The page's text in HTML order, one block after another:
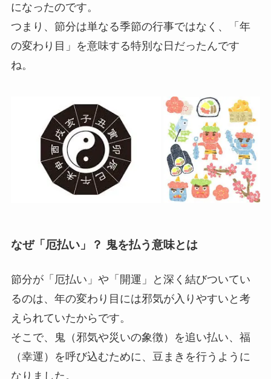
になったのです。
つまり、節分は単なる季節の行事ではなく、「年
の変わり目」を意味する特別な日だったんです
ね。
なぜ「厄払い」？ 鬼を払う意味とは
節分が「厄払い」や「開運」と深く結びついてい
るのは、年の変わり目には邪気が入りやすいと考
えられていたからです。
そこで、鬼（邪気や災いの象徴）を追い払い、福
（幸運）を呼び込むために、豆まきを行うように
なりました。